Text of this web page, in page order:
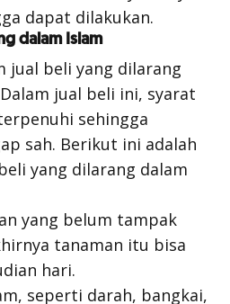
dapat dilakukan.
dalam Islam
jual beli yang dilarang
jual beli ini, syarat
sehingga
sah. Berikut ini adalah
yang dilarang dalam
yang belum tampak
tanaman itu bisa
hari.
seperti darah, bangkai,